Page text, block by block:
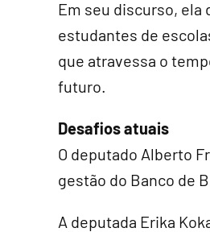
Em seu discurso,
estudantes de
que atravessa o
futuro.
Desafios atuais
O deputado Alberto
gestão do Banco de
A deputada Erika